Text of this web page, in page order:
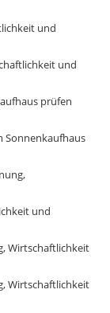
und
und
prüfen
Sonnenkaufhaus
und
Wirtschaftlichkeit
Wirtschaftlichkeit